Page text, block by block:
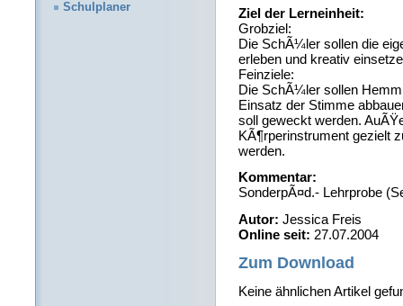
Ziel der Lerneinheit:
Grobziel:
Die SchÃ¼ler sollen die
erleben und kreativ
Feinziele:
Die SchÃ¼ler sollen
Einsatz der Stimme
soll geweckt werden.
KÃ¶rperinstrument gezielt
werden.
Kommentar:
SonderpÃ¤d.- Lehrprobe
Autor: Jessica Freis
Online seit: 27.07.2004
Zum Download
Keine ähnlichen Artikel
Schulplaner